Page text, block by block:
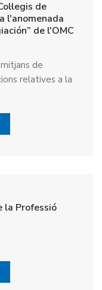
de
l'anomenada
de l'OMC
de
relatives a la
la Professió